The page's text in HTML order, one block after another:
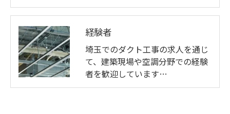
経験者
埼玉でのダクト工事の求人を通じ
て、建築現場や空調分野での経験
者を歓迎しています…